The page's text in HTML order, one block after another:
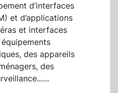
d’interfaces
et d’applications
et interfaces
des appareils
des
...